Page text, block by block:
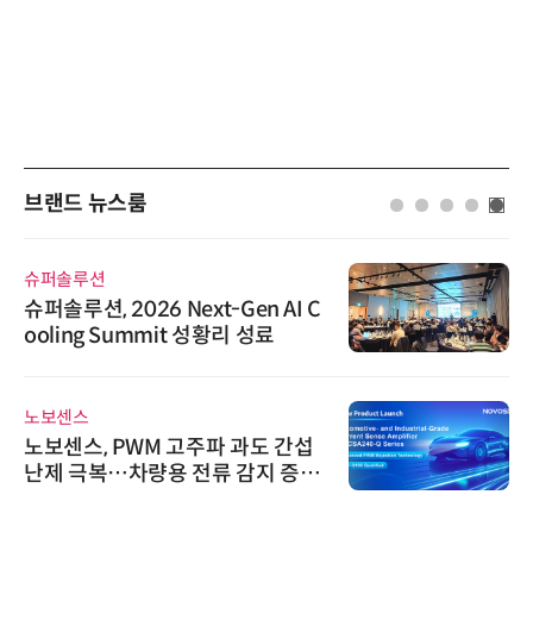
브랜드 뉴스룸
슈퍼솔루션
슈퍼솔루션, 2026 Next-Gen AI C
ooling Summit 성황리 성료
노보센스
노보센스, PWM 고주파 과도 간섭
난제 극복…차량용 전류 감지 증폭